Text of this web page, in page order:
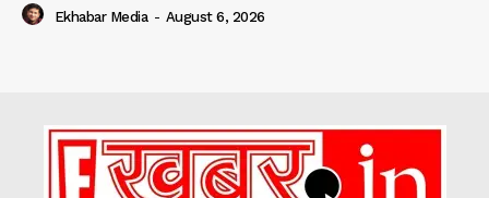
Ekhabar Media - August 6, 2026